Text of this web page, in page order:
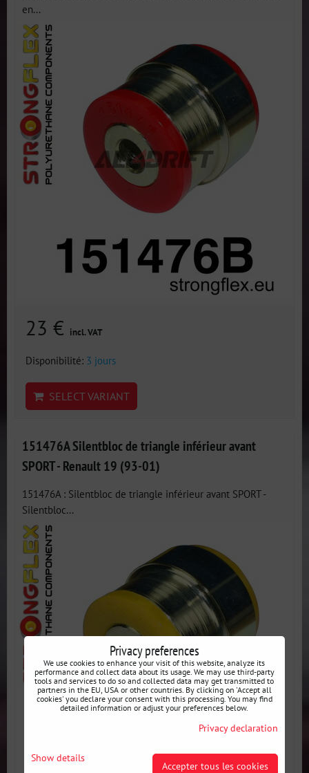
en...
23 € incl. VAT
Disponibilité: 3 jours
SELECT VARIANT
151476A Silentbloc de triangle inférieur avant
SPORT - Renault 19 (93-01)
151476A : Silentbloc de triangle inférieur avant SPORT -
Silentbloc...
Privacy preferences
We use cookies to enhance your visit of this website, analyze its
performance and collect data about its usage. We may use third-party
tools and services to do so and collected data may get transmitted to
partners in the EU, USA or other countries. By clicking on 'Accept all
cookies' you declare your consent with this processing. You may find
detailed information or adjust your preferences below.
Privacy declaration
Show details
Accepter tous les cookies